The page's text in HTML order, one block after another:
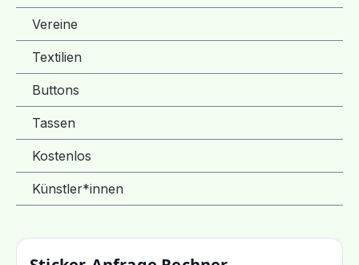
Vereine
Textilien
Buttons
Tassen
Kostenlos
Künstler*innen